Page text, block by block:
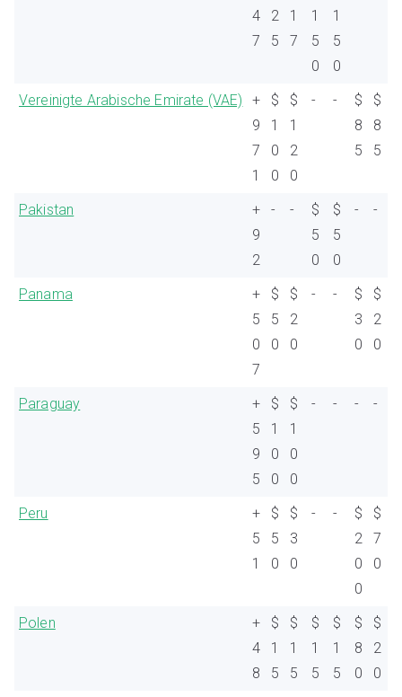
4
7
2
5
1
7
1
5
0
1
5
0
Vereinigte Arabische Emirate (VAE)
+
9
7
1
$
1
0
0
$
1
2
0
- -
$
8
5
$
8
5
Pakistan
+
9
2
- -
$
5
0
$
5
0
- -
Panama
+
5
0
7
$
5
0
$
2
0
- -
$
3
0
$
2
0
Paraguay
+
5
9
5
$
1
0
0
$
1
0
0
- - - -
Peru
+
5
1
$
5
0
$
3
0
- -
$
2
0
0
$
7
0
Polen
+
4
8
$
1
5
$
1
5
$
1
5
$
1
5
$
8
0
$
2
0